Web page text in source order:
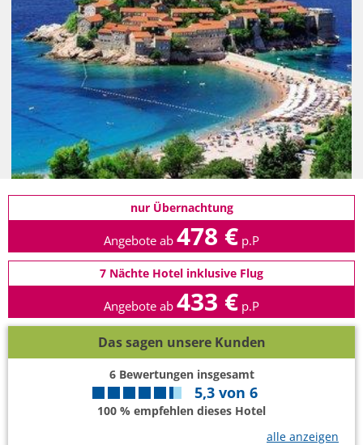
nur Übernachtung
Angebote ab 478 € p.P
7 Nächte Hotel inklusive Flug
Angebote ab 433 € p.P
Das sagen unsere Kunden
6Bewertungen insgesamt
5,3 von 6
100 % empfehlen dieses Hotel
alle anzeigen